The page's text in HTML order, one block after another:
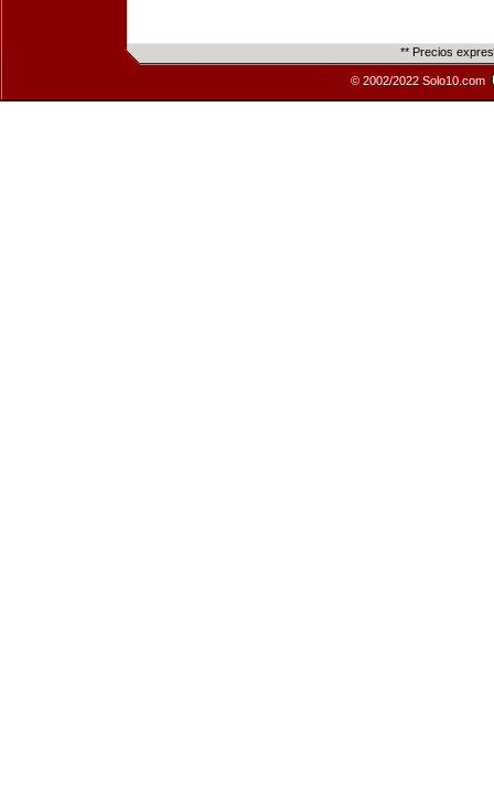
** Precios
© 2002/2022 Solo10.com